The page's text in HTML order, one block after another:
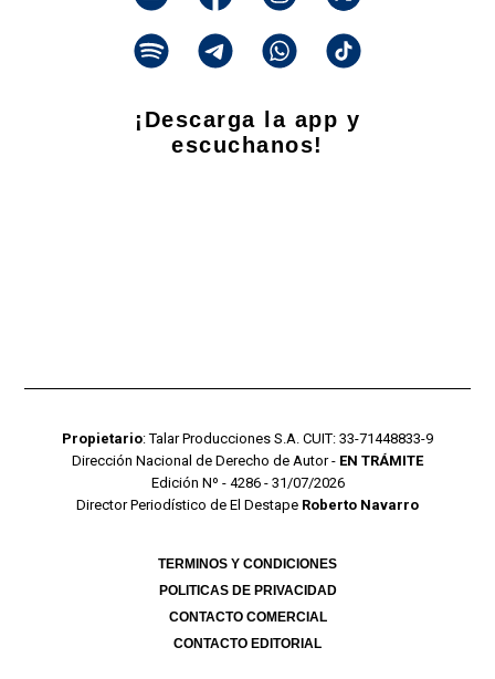
¡Descarga la app y
escuchanos!
Propietario: Talar Producciones S.A. CUIT: 33-71448833-9
Dirección Nacional de Derecho de Autor - EN TRÁMITE
Edición Nº - 4286 - 31/07/2026
Director Periodístico de El Destape Roberto Navarro
TERMINOS Y CONDICIONES
POLITICAS DE PRIVACIDAD
CONTACTO COMERCIAL
CONTACTO EDITORIAL